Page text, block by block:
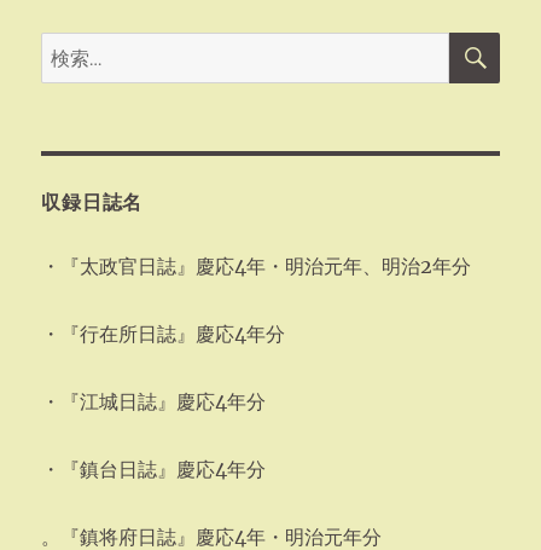
検
索:
検
収録日誌名
・『太政官日誌』慶応4年・明治元年、明治2年分
・『行在所日誌』慶応4年分
・『江城日誌』慶応4年分
・『鎮台日誌』慶応4年分
。『鎮将府日誌』慶応4年・明治元年分